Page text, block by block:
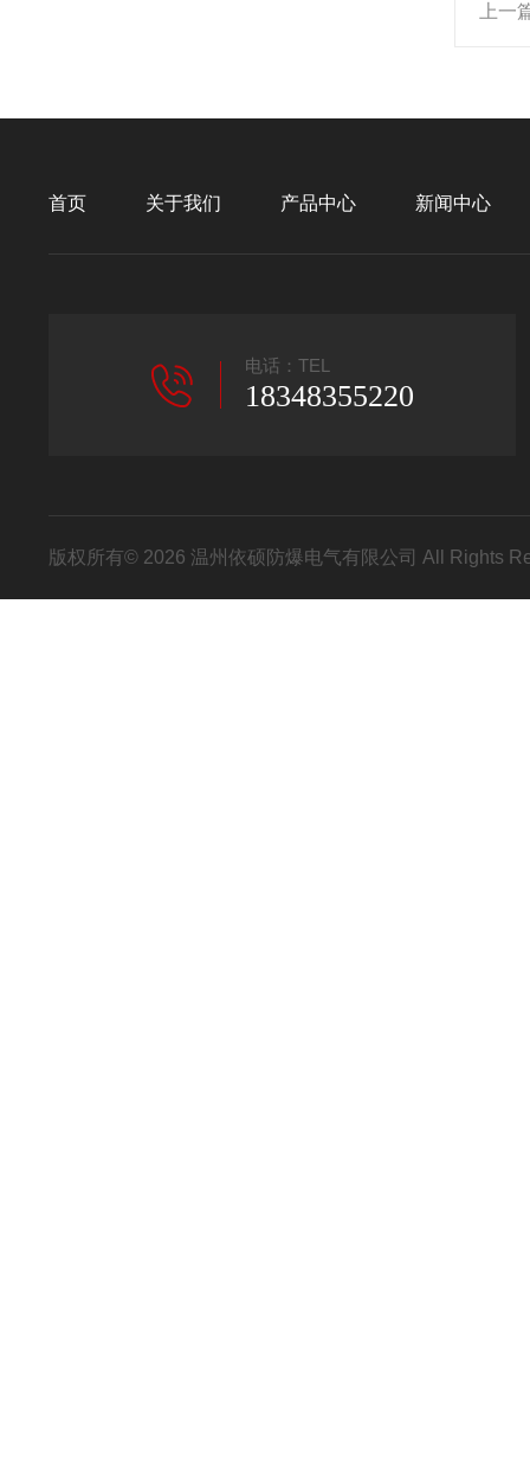
上一
首页 关于我们 产品中心 新闻中心
电话：TEL
18348355220
版权所有© 2026 温州依硕防爆电气有限公司 All Rights